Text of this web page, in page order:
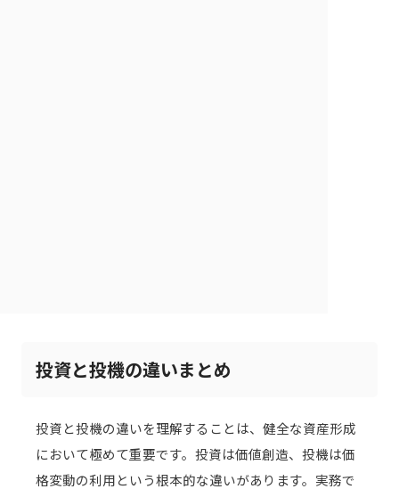
投資と投機の違いまとめ
投資と投機の違いを理解することは、健全な資産形成
において極めて重要です。投資は価値創造、投機は価
格変動の利用という根本的な違いがあります。実務で